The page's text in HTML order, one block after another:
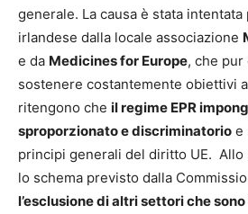
generale. La causa è stata
irlandese dalla locale associazione
e da Medicines for Europe, che pur
sostenere costantemente obiettivi
ritengono che il regime EPR
sproporzionato e discriminatorio e
principi generali del diritto UE. Allo
lo schema previsto dalla
l’esclusione di altri settori che